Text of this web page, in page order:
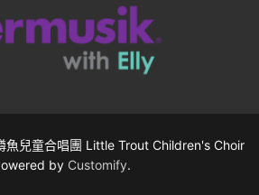
兒童合唱團 Little Trout Children's Choir
by Customify.